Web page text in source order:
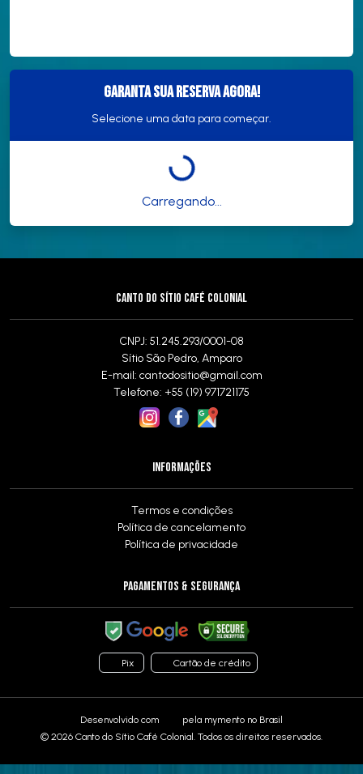
Garanta sua reserva agora!
Selecione uma data para começar.
Carregando...
CANTO DO SÍTIO CAFÉ COLONIAL
CNPJ: 51.245.293/0001-08
Sítio São Pedro, Amparo
E-mail: cantodositio@gmail.com
Telefone: +55 (19) 971721175
INFORMAÇÕES
Termos e condições
Política de cancelamento
Política de privacidade
PAGAMENTOS & SEGURANÇA
Pix Cartão de crédito
Desenvolvido com pela mymento no Brasil
© 2026 Canto do Sítio Café Colonial. Todos os direitos reservados.